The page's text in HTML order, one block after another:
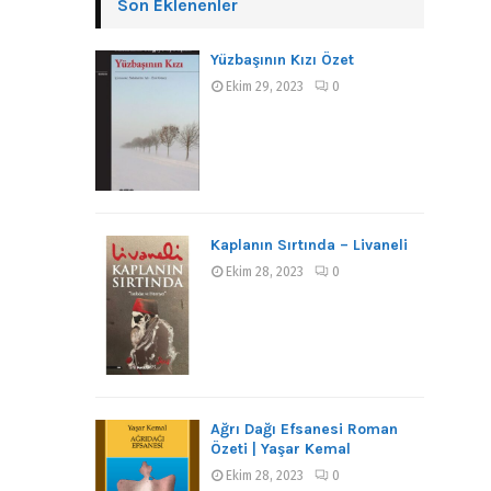
Son Eklenenler
Yüzbaşının Kızı Özet
Ekim 29, 2023 0
Kaplanın Sırtında – Livaneli
Ekim 28, 2023 0
Ağrı Dağı Efsanesi Roman
Özeti | Yaşar Kemal
Ekim 28, 2023 0